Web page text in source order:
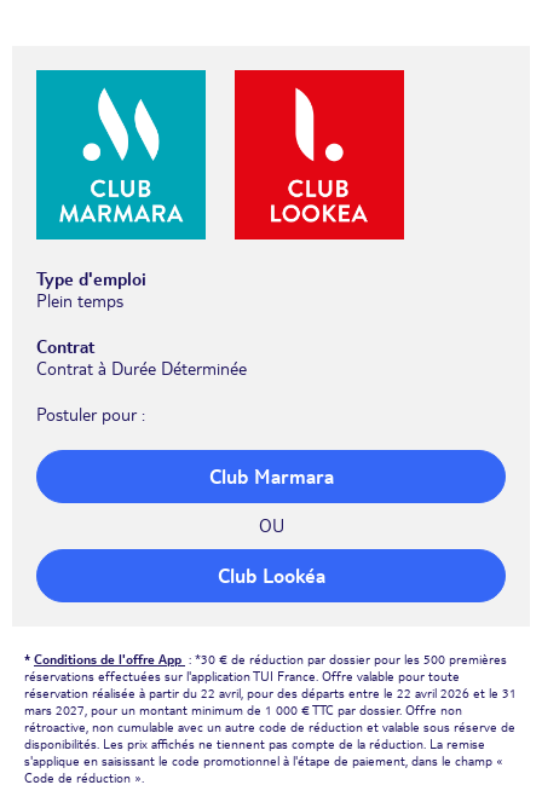
Type d'emploi
Plein temps
Contrat
Contrat à Durée Déterminée
Postuler pour :
Club Marmara
OU
Club Lookéa
* Conditions de l'offre App : *30 € de réduction par dossier pour les 500 premières
réservations effectuées sur l'application TUI France. Offre valable pour toute
réservation réalisée à partir du 22 avril, pour des départs entre le 22 avril 2026 et le 31
mars 2027, pour un montant minimum de 1 000 € TTC par dossier. Offre non
rétroactive, non cumulable avec un autre code de réduction et valable sous réserve de
disponibilités. Les prix affichés ne tiennent pas compte de la réduction. La remise
s'applique en saisissant le code promotionnel à l'étape de paiement, dans le champ «
Code de réduction ».